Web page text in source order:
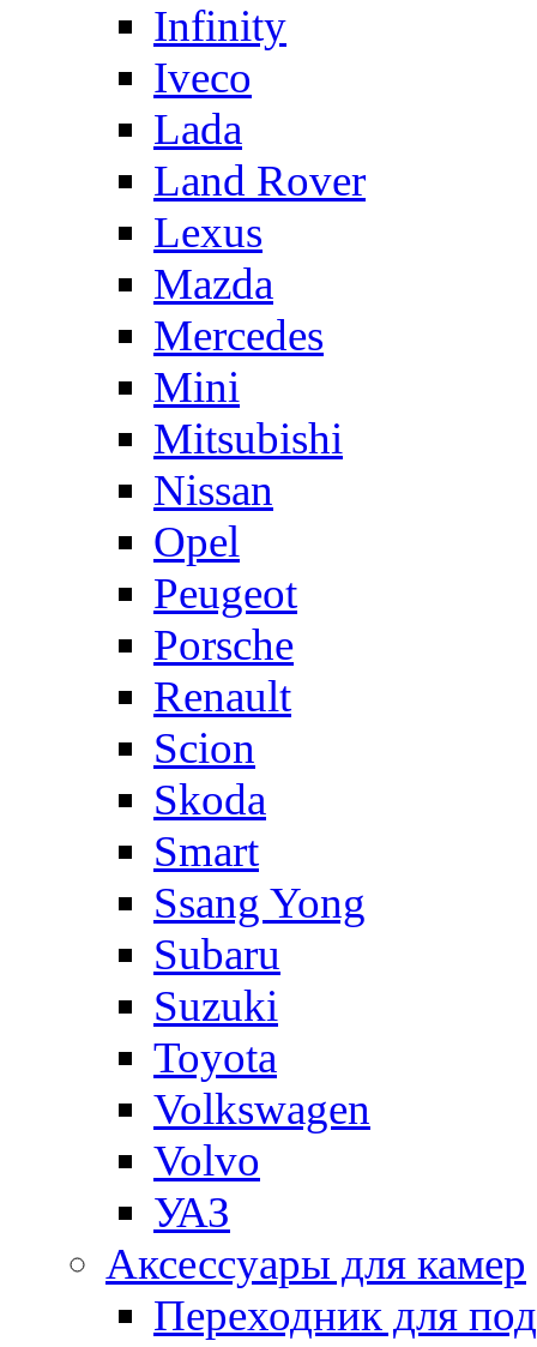
Infinity
Iveco
Lada
Land Rover
Lexus
Mazda
Mercedes
Mini
Mitsubishi
Nissan
Opel
Peugeot
Porsche
Renault
Scion
Skoda
Smart
Ssang Yong
Subaru
Suzuki
Toyota
Volkswagen
Volvo
УАЗ
Аксессуары для камер
Переходник для